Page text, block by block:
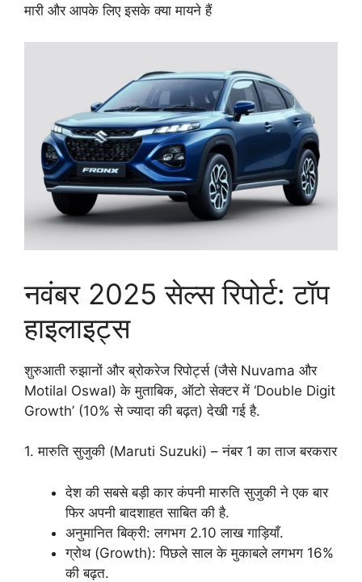
मारी और आपके लिए इसके क्या मायने हैं
नवंबर 2025 सेल्स रिपोर्ट: टॉप
हाइलाइट्स
शुरुआती रुझानों और ब्रोकरेज रिपोर्ट्स (जैसे Nuvama और
Motilal Oswal) के मुताबिक, ऑटो सेक्टर में ‘Double Digit
Growth’ (10% से ज्यादा की बढ़त) देखी गई है.
1. मारुति सुजुकी (Maruti Suzuki) – नंबर 1 का ताज बरकरार
देश की सबसे बड़ी कार कंपनी मारुति सुजुकी ने एक बार
फिर अपनी बादशाहत साबित की है.
अनुमानित बिक्री: लगभग 2.10 लाख गाड़ियाँ.
ग्रोथ (Growth): पिछले साल के मुकाबले लगभग 16%
की बढ़त.